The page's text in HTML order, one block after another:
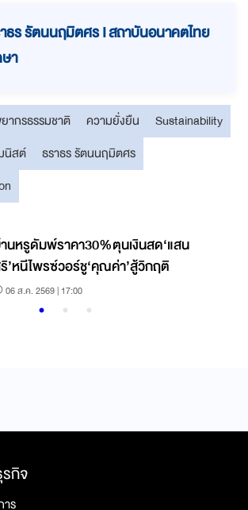
ธร รัตนนฤมิตศร I สถาบันอนาคตไทย
า
ากรธรรมชาติ ความยั่งยืน
Sustainability
นิสต์
ธราธร รัตนนฤมิตศร
นหรูดัมพ์ราคา30%ตุนเงินสด‘แสน
’หนีไพรซ์วอร์ชู‘คุณค่า’สู้วิกฤติ
06 ส.ค. 2569 | 17:00
กิจ
ร